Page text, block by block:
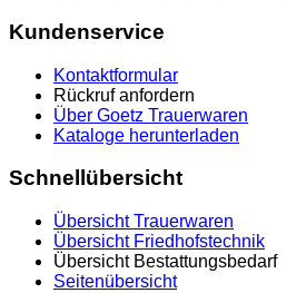
Kundenservice
Kontaktformular
Rückruf anfordern
Über Goetz Trauerwaren
Kataloge herunterladen
Schnellübersicht
Übersicht Trauerwaren
Übersicht Friedhofstechnik
Übersicht Bestattungsbedarf
Seitenübersicht